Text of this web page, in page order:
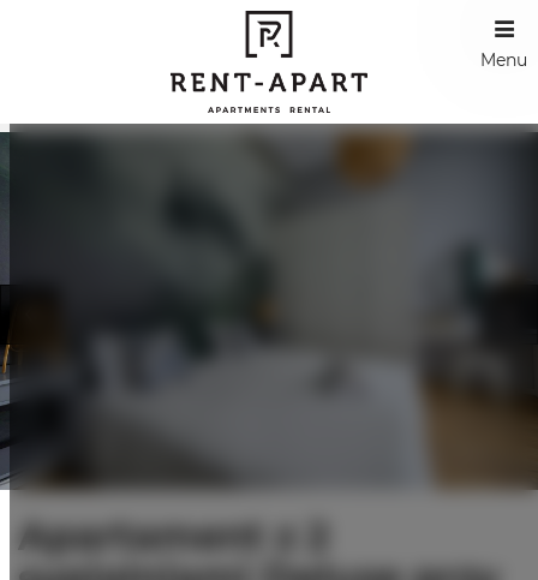
Menu
Apartament z 2